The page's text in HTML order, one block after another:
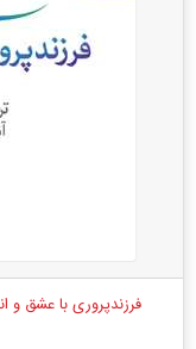
فرزندپروری با عشق و